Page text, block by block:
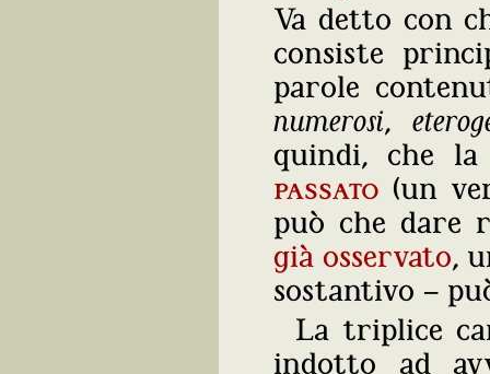
Va detto con
consiste
parole
numerosi,
quindi, che
passato (un
può che dare
già osservato,
sostantivo ‒
La triplice
indotto ad